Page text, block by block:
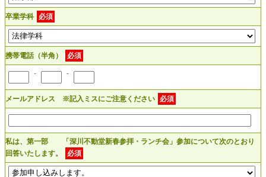
卒業学科 必須
携帯電話（半角） 必須
- -
メールアドレス ※記入ミスにご注意ください 必須
私は、第一部 「深川不動堂新春参拝・ランチ会」参加について次のとおり
回答いたします。
必須